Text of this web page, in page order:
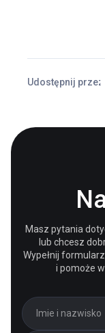
Udostępnij przez
Masz pytania
lub chcesz
Wypełnij
i pomoże